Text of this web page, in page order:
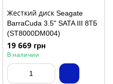
Жесткий диск Seagate
BarraCuda 3.5" SATA III 8ТБ
(ST8000DM004)
19 669 грн
В наличии